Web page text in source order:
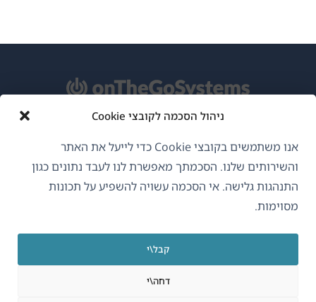
ניהול הסכמה לקובצי Cookie
אנו משתמשים בקובצי Cookie כדי לייעל את האתר
והשירותים שלנו. הסכמתך מאפשרת לנו לעבד נתונים כגון
התנהגות גלישה. אי הסכמה עשויה להשפיע על תכונות
מסוימות.
קבל\י
דחה\י
עברית
GDPR ומדיניות פרטיות
הצטרף לצוות שלנו(נפתח
בחלון
חדש)
בחלון
חדש)
בחלון